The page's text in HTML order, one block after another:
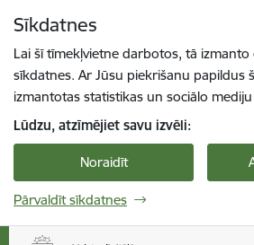
Sīkdatnes
Lai šī tīmekļvietne darbotos, tā
sīkdatnes. Ar Jūsu piekrišanu papildus
izmantotas statistikas un sociālo
Lūdzu, atzīmējiet savu izvēli:
Noraidīt
Pārvaldīt sīkdatnes